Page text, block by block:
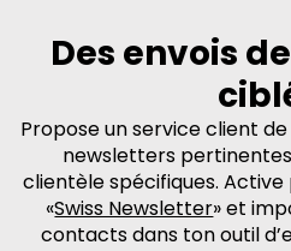
Des envois
Propose un service client
newsletters
clientèle spécifiques.
«Swiss Newsletter» et
contacts dans ton outil